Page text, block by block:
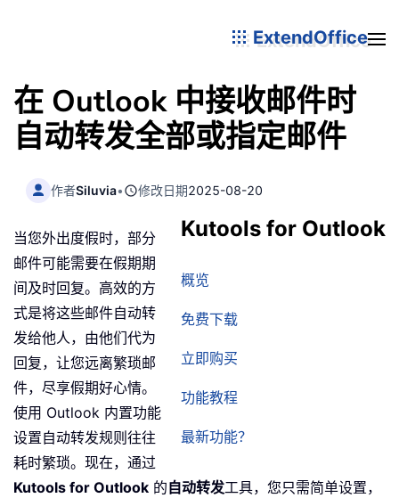
ExtendOffice
在 Outlook 中接收邮件时
自动转发全部或指定邮件
作者Siluvia• 修改日期2025-08-20
Kutools for Outlook
概览
免费下载
立即购买
功能教程
最新功能？
当您外出度假时，部分
邮件可能需要在假期期
间及时回复。高效的方
式是将这些邮件自动转
发给他人，由他们代为
回复，让您远离繁琐邮
件，尽享假期好心情。
使用 Outlook 内置功能
设置自动转发规则往往
耗时繁琐。现在，通过
Kutools for Outlook 的自动转发工具，您只需简单设置，